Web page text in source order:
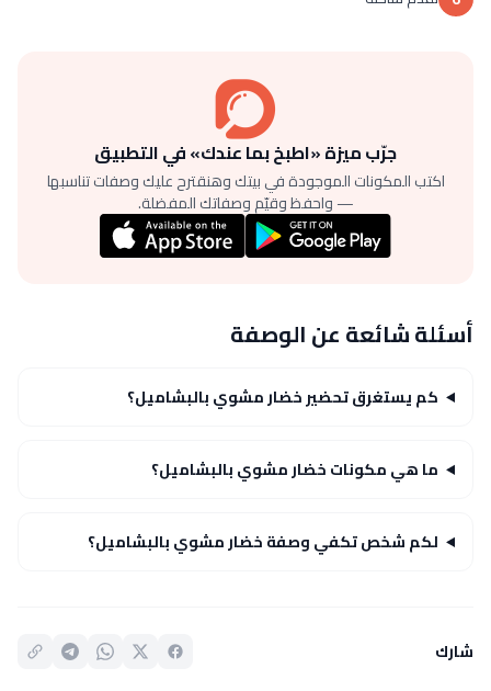
جرّب ميزة «اطبخ بما عندك» في التطبيق
اكتب المكونات الموجودة في بيتك وهنقترح عليك وصفات تناسبها
— واحفظ وقيّم وصفاتك المفضلة.
أسئلة شائعة عن الوصفة
كم يستغرق تحضير خضار مشوي بالبشاميل؟
ما هي مكونات خضار مشوي بالبشاميل؟
لكم شخص تكفي وصفة خضار مشوي بالبشاميل؟
شارك